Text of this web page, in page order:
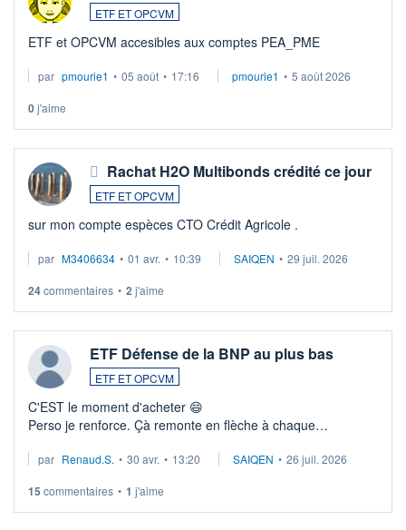
ETF ET OPCVM
ETF et OPCVM accesibles aux comptes PEA_PME
par pmourie1 • 05 août • 17:16 pmourie1 • 5 août 2026
0j'aime
Rachat H2O Multibonds crédité ce jour
ETF ET OPCVM
sur mon compte espèces CTO Crédit Agricole .
par M3406634 • 01 avr. • 10:39 SAIQEN • 29 juil. 2026
24commentaires • 2 j'aime
ETF Défense de la BNP au plus bas
ETF ET OPCVM
C'EST le moment d'acheter 😄​
Perso je renforce. Çà remonte en flèche à chaque
Investissement long terme tip top pour sa retraite.
par Renaud.S. • 30 avr. • 13:20 SAIQEN • 26 juil. 2026
15 commentaires • 1 j'aime